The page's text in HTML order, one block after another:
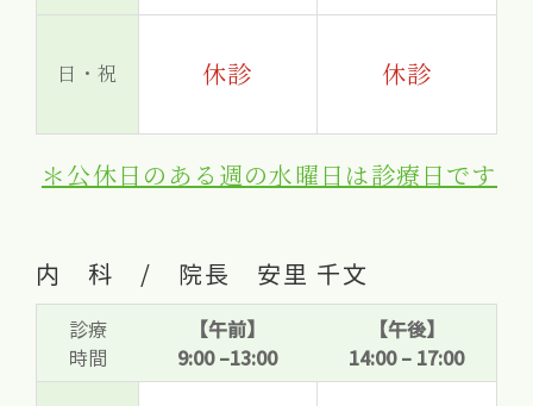
日・祝 休診 休診
＊公休日のある週の水曜日は診療日です
内 科 / 院長 安里 千文
診療
時間
【午前】
9:00 –13:00
【午後】
14:00 – 17:00